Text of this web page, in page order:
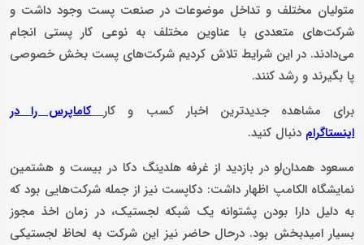
متولیان مختلف و تداخل موضوعات در صنعت پست وجود داشت و
شرکت‌های متعددی با عناوین مختلف به نوعی کار پستی انجام
می‌دادند. در این شرایط تلاش کردیم شرکت‌های پست بخش خصوصی
پا بگیرند و رشد کنند.
برای مشاهده جدیدترین اخبار کسب و کار
کاماپرس را در
اینستاگرام دنبال کنید.
مسعود همدان‌لو در بازدید از غرفه هلدینگ دکا در بیست و هشتمین
نمایشگاه الکامپ اظهار داشت: دکاپست نیز از جمله شرکت‌هایی بود که
به دلیل دارا بودن پشتوانه یک شبکه لجستیک، در زمان اخذ مجوز
بسیار امیدبخش بود. درحال حاضر نیز این شرکت به لحاظ لجستیکی